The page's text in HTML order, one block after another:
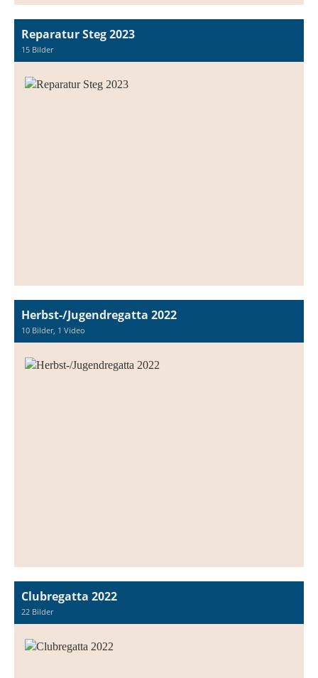
Reparatur Steg 2023
15 Bilder
Herbst-/Jugendregatta 2022
10 Bilder, 1 Video
Clubregatta 2022
22 Bilder